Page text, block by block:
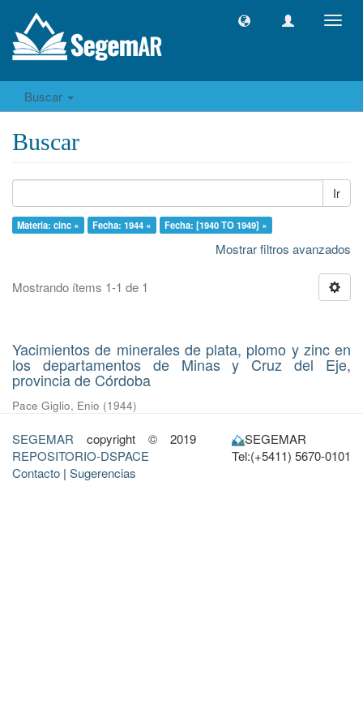
Buscar
Buscar
Ir
Materia: cinc × Fecha: 1944 × Fecha: [1940 TO 1949] ×
Mostrar filtros avanzados
Mostrando ítems 1-1 de 1
Yacimientos de minerales de plata, plomo y zinc en
los departamentos de Minas y Cruz del Eje,
provincia de Córdoba
Pace Giglio, Enio (1944)
SEGEMAR copyright © 2019
REPOSITORIO-DSPACE
Contacto | Sugerencias
SEGEMAR
Tel:(+5411) 5670-0101